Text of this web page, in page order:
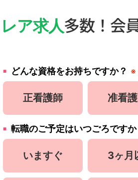
レア求人多数！会
どんな資格をお持ちですか？ ※
正看護師 准看
転職のご予定はいつごろですか
いますぐ 3ヶ月